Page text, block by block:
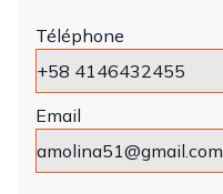
Téléphone
Email